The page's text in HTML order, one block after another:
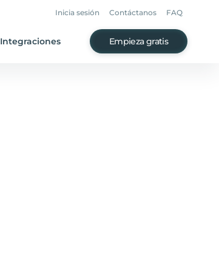
Inicia sesión Contáctanos FAQ
Integraciones Empieza gratis